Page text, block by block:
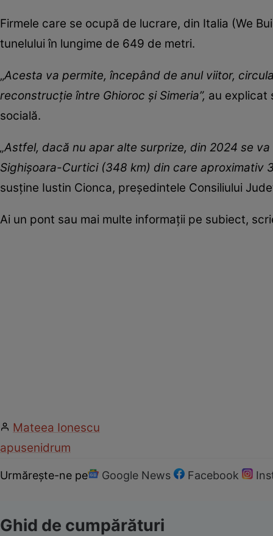
Firmele care se ocupă de lucrare, din Italia (We
tunelului în lungime de 649 de metri.
„Acesta va permite, începând de anul viitor,
reconstrucție între Ghioroc și Simeria”, au explicat
socială.
„Astfel, dacă nu apar alte surprize, din 2024 se
Sighișoara-Curtici (348 km) din care aproximativ
susține Iustin Cionca, președintele Consiliului
Ai un pont sau mai multe informații pe subiect,
Mateea Ionescu
apusenidrum
Urmărește-ne pe Google News Facebook
Ghid de cumpărături